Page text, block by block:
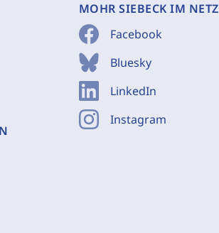
MOHR SIEBECK IM NETZ
Facebook
Bluesky
LinkedIn
Instagram